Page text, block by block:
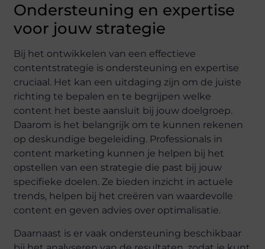
Ondersteuning en expertise
voor jouw strategie
Bij het ontwikkelen van een effectieve
contentstrategie is ondersteuning en expertise
cruciaal. Het kan een uitdaging zijn om de juiste
richting te bepalen en te begrijpen welke
content het beste aansluit bij jouw doelgroep.
Daarom is het belangrijk om te kunnen rekenen
op deskundige begeleiding. Professionals in
content marketing kunnen je helpen bij het
opstellen van een strategie die past bij jouw
specifieke doelen. Ze bieden inzicht in actuele
trends, helpen bij het creëren van waardevolle
content en geven advies over optimalisatie.
Daarnaast is er vaak ondersteuning beschikbaar